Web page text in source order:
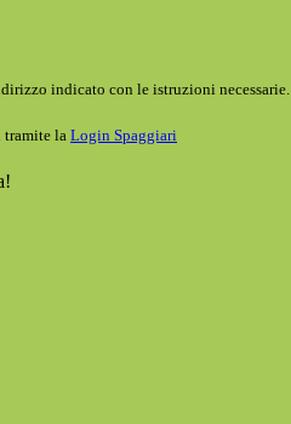
indicato con le istruzioni necessarie.
tramite la Login Spaggiari